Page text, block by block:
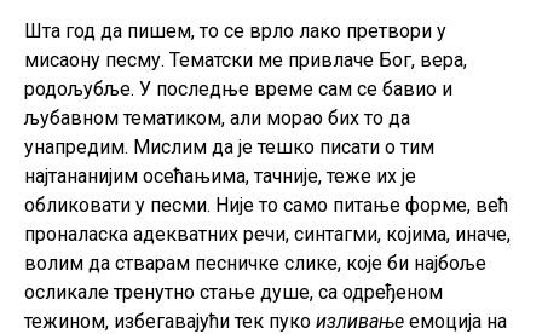
Шта год да пишем, то се врло лако претвори у
мисаону песму. Тематски ме привлаче Бог, вера,
родољубље. У последње време сам се бавио и
љубавном тематиком, али морао бих то да
унапредим. Мислим да је тешко писати о тим
најтананијим осећањима, тачније, теже их је
обликовати у песми. Није то само питање форме, већ
проналаска адекватних речи, синтагми, којима, иначе,
волим да стварам песничке слике, које би најбоље
осликале тренутно стање душе, са одређеном
тежином, избегавајући тек пуко изливање емоција на